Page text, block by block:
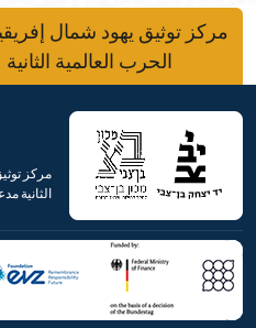
مركز توثيق يهود شمال
الحرب العالمية الثانية
مركز
الثانية